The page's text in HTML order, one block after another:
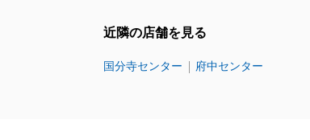
近隣の店舗を見る
国分寺センター 府中センター